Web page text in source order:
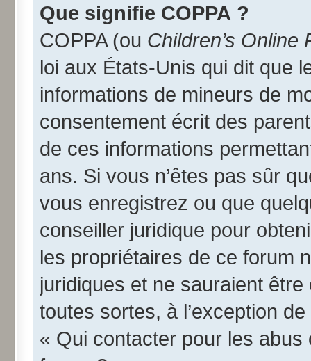
Que signifie COPPA ?
COPPA (ou Children’s
loi aux États-Unis qui dit que
informations de mineurs de
consentement écrit des
de ces informations
ans. Si vous n’êtes pas sûr
vous enregistrez ou que
conseiller juridique pour
les propriétaires de ce forum
juridiques et ne sauraient
toutes sortes, à l’exception
« Qui contacter pour les